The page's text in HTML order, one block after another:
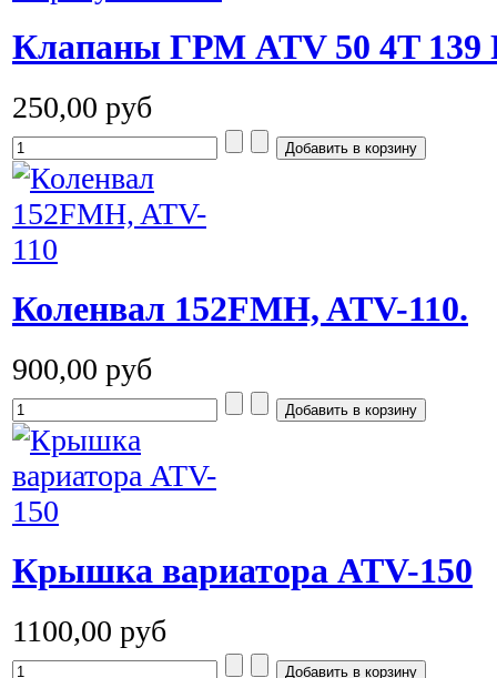
Клапаны ГРМ ATV 50 4T 139
250,00 руб
Коленвал 152FMH, ATV-110.
900,00 руб
Крышка вариатора ATV-150
1100,00 руб